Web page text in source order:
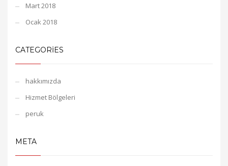
Mart 2018
Ocak 2018
CATEGORIES
hakkımızda
Hizmet Bölgeleri
peruk
META